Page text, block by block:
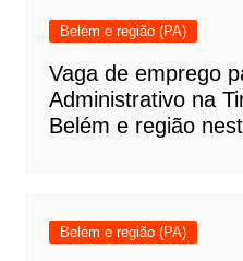
Belém e região (PA)
Vaga de emprego
Administrativo na
Belém e região
Belém e região (PA)